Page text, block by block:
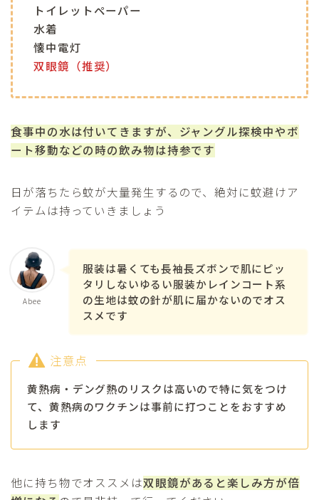
Follow Me
トイレットペーパー
水着
懐中電灯
双眼鏡（推奨）
食事中の水は付いてきますが、ジャングル探検中やボ
ート移動などの時の飲み物は持参です
日が落ちたら蚊が大量発生するので、絶対に蚊避けア
イテムは持っていきましょう
Abee
服装は暑くても長袖長ズボンで肌にピッ
タリしないゆるい服装かレインコート系
の生地は蚊の針が肌に届かないのでオス
スメです
注意点
黄熱病・デング熱のリスクは高いので特に気をつけ
て、黄熱病のワクチンは事前に打つことをおすすめ
します
他に持ち物でオススメは双眼鏡があると楽しみ方が倍